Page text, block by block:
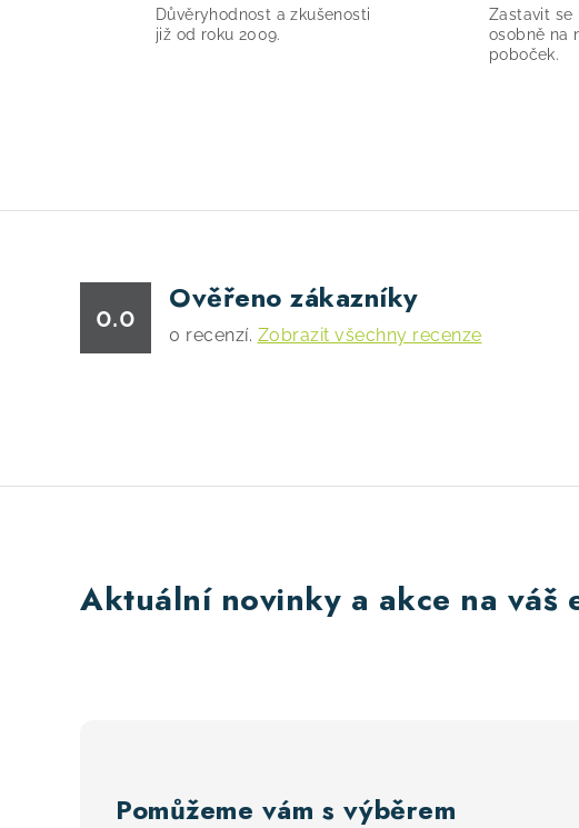
ý
p
Důvěryhodnost a zkušenosti
již od roku 2009.
Zastavit se
osobně na
poboček.
0.0
Ověřeno zákazníky
0 recenzí. Zobrazit všechny recenze
Aktuální novinky a akce na váš
Pomůžeme vám s výběrem